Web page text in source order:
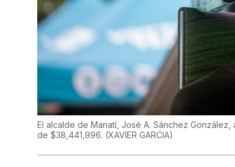
El alcalde de Manatí, José A. Sánchez
de $38,441,996. (XAVIER GARCIA)